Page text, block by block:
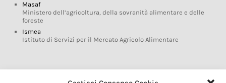
Masaf
Ministero dell’agricoltura, della sovranità alimentare e delle
foreste
Ismea
Istituto di Servizi per il Mercato Agricolo Alimentare
Glossario DOP IGP